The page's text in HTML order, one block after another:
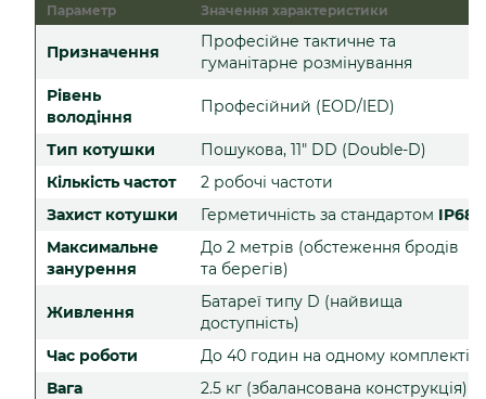
Параметр Значення характеристики
Призначення
Професійне тактичне та
гуманітарне розмінування
Рівень
володіння
Професійний (EOD/IED)
Тип котушки
Пошукова, 11" DD (Double-D)
Кількість частот
2 робочі частоти
Захист котушки
Герметичність за стандартом IP68
Максимальне
занурення
До 2 метрів (обстеження бродів
та берегів)
Живлення
Батареї типу D (найвища
доступність)
Час роботи
До 40 годин на одному комплекті
Вага
2.5 кг (збалансована конструкція)